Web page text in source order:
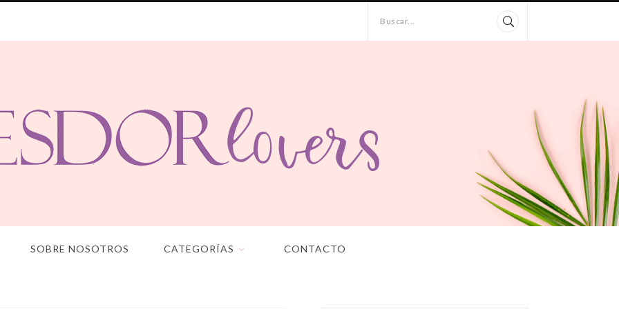
Buscar...
SOBRE NOSOTROS CATEGORÍAS CONTACTO